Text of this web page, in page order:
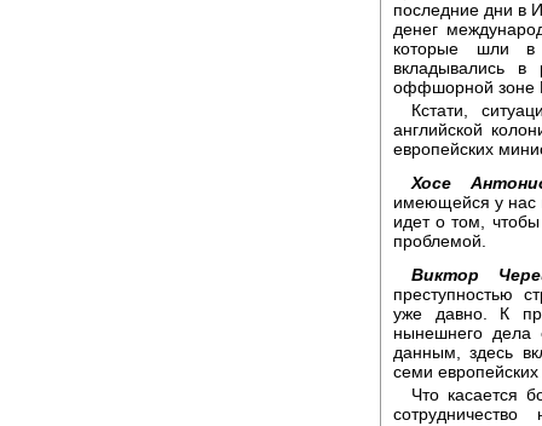
последние дни в
денег
которые шли в
вкладывались в
оффшорной зоне
Кстати,
английской
европейских
Хосе
имеющейся у нас
идет о том,
проблемой.
Виктор
преступностью
уже давно. К
нынешнего
данным, здесь
семи европейских
Что касается